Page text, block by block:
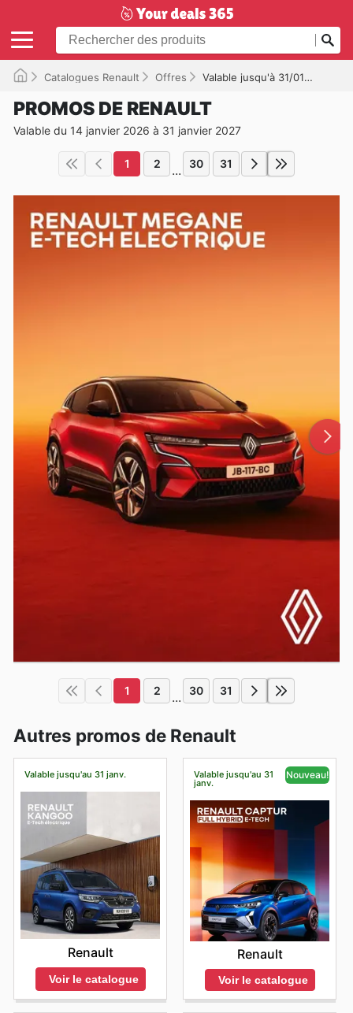
Catalogues Renault Offres Valable jusqu'à 31/01/2027
PROMOS DE RENAULT
Valable du 14 janvier 2026 à 31 janvier 2027
1 2 ... 30 31
1 2 ... 30 31
Autres promos de Renault
Valable jusqu'au 31 janv.
Renault
Voir le catalogue
Valable jusqu'au 31
janv.
Nouveau!
Renault
Voir le catalogue